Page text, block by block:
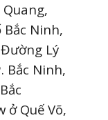
Ninh,
Lý
Bắc Ninh,
ở Quế Võ,